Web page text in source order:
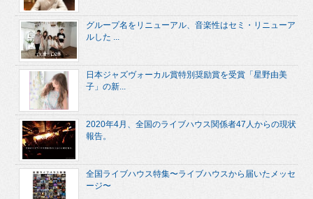
グループ名をリニューアル、音楽性はセミ・リニューア
ルした ...
日本ジャズヴォーカル賞特別奨励賞を受賞「星野由美
子」の新...
2020年4月、全国のライブハウス関係者47人からの現状
報告。
全国ライブハウス特集〜ライブハウスから届いたメッセ
ージ〜